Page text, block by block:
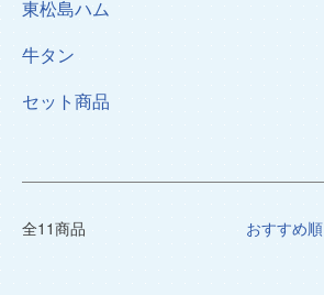
東松島ハム
牛タン
セット商品
全11商品 おすすめ順